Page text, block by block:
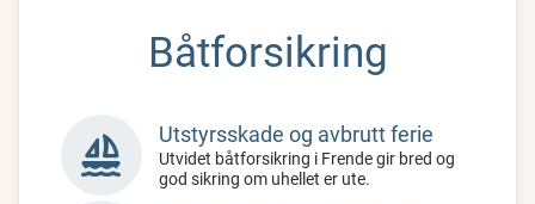
Båtforsikring
sailing Utstyrsskade og avbrutt ferie
Utvidet båtforsikring i Frende gir bred og
god sikring om uhellet er ute.